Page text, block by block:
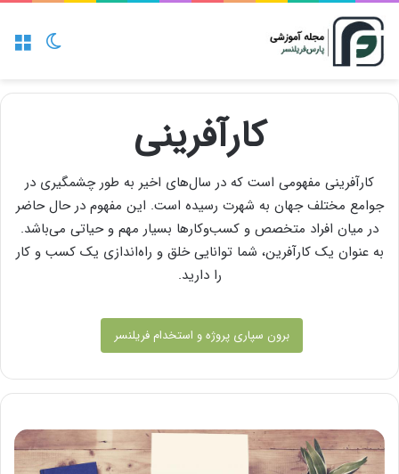
تغییر
کارآفرینی
کارآفرینی مفهومی است که در سال‌های اخیر به طور چشمگیری در
جوامع مختلف جهان به شهرت رسیده است. این مفهوم در حال حاضر
در میان افراد متخصص و کسب‌وکارها بسیار مهم و حیاتی می‌باشد.
به عنوان یک کارآفرین، شما توانایی خلق و راه‌اندازی یک کسب و کار
را دارید.
برون سپاری پروژه و استخدام فریلنسر